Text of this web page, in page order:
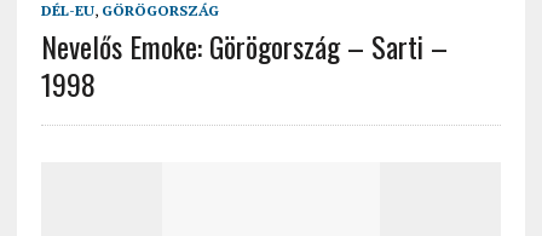
DÉL-EU, GÖRÖGORSZÁG
Nevelős Emoke: Görögország – Sarti –
1998